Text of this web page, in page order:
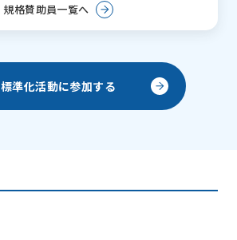
規格賛助員一覧へ
標準化活動に参加する